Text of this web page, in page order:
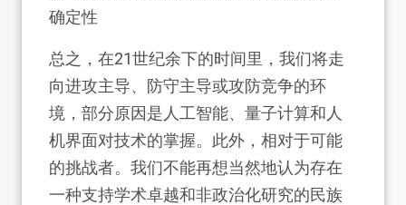
确定性
总之，在21世纪余下的时间里，我们将走
向进攻主导、防守主导或攻防竞争的环
境，部分原因是人工智能、量子计算和人
机界面对技术的掌握。此外，相对于可能
的挑战者。我们不能再想当然地认为存在
一种支持学术卓越和非政治化研究的民族